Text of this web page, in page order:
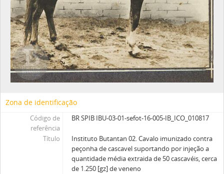
Zona de identificação
Código de
referência
BR SPIB IBU-03-01-sefot-16-005-IB_ICO_010817
Título
Instituto Butantan 02. Cavalo imunizado contra
peçonha de cascavel suportando por injeção a
quantidade média extraida de 50 cascavéis, cerca
de 1.250 [gz] de veneno